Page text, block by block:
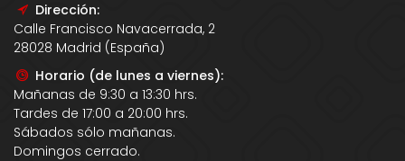
Dirección:
Calle Francisco Navacerrada, 2
28028 Madrid (España)
Horario (de lunes a viernes):
Mañanas de 9:30 a 13:30 hrs.
Tardes de 17:00 a 20:00 hrs.
Sábados sólo mañanas.
Domingos cerrado.